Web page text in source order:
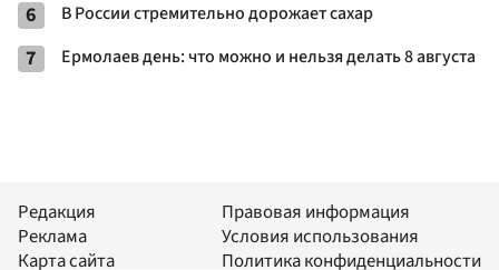
6 В России стремительно дорожает сахар
7 Ермолаев день: что можно и нельзя делать 8 августа
Редакция
Реклама
Карта сайта
Правовая информация
Условия использования
Политика конфиденциальности